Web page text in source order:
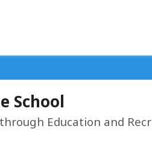
School
Education and